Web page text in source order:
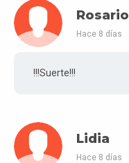
Rosario
Hace 8 días
!!!Suerte!!!
Lidia
Hace 8 días